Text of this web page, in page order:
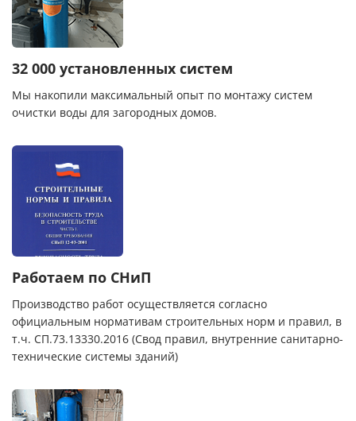
32 000 установленных систем
Мы накопили максимальный опыт по монтажу систем
очистки воды для загородных домов.
Работаем по СНиП
Производство работ осуществляется согласно
официальным нормативам строительных норм и правил, в
т.ч. СП.73.13330.2016 (Свод правил, внутренние санитарно-
технические системы зданий)